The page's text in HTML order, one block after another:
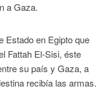
a Gaza.
Estado en Egipto que
Fattah El-Sisi, éste
su país y Gaza, a
recibía las armas.